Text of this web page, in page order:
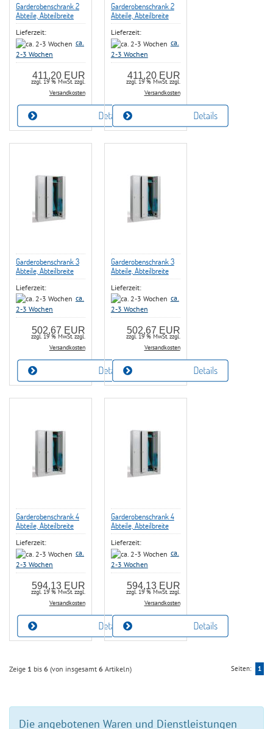
Garderobenschrank 2
Abteile, Abteilbreite
300 mm, mit
Hutboden,
Kleiderstange, 2 x
Schiebehaken, 1 x
Handtuchhalter je
Drehriegelschloß
Lieferzeit:
ca.
2-3 Wochen
411,20 EUR
zzgl. 19 % MwSt. zzgl.
Versandkosten
Garderobenschrank 2
Abteile, Abteilbreite
300 mm, mit
Hutboden,
Kleiderstange, 2 x
Schiebehaken, 1 x
Handtuchhalter je
Abteil, Zylinderschloß
Lieferzeit:
ca.
2-3 Wochen
411,20 EUR
zzgl. 19 % MwSt. zzgl.
Versandkosten
Garderobenschrank 3
Abteile, Abteilbreite
300 mm, mit
Hutboden,
Kleiderstange, 2 x
Schiebehaken, 1 x
Handtuchhalter je
Abteil,
Drehriegelschloß
Lieferzeit:
ca.
2-3 Wochen
502,67 EUR
zzgl. 19 % MwSt. zzgl.
Versandkosten
Garderobenschrank 3
Abteile, Abteilbreite
300 mm, mit
Hutboden,
Kleiderstange, 2 x
Schiebehaken, 1 x
Handtuchhalter je
Abteil, Zylinderschloß
Lieferzeit:
ca.
2-3 Wochen
502,67 EUR
zzgl. 19 % MwSt. zzgl.
Versandkosten
Garderobenschrank 4
Abteile, Abteilbreite
300 mm, mit
Hutboden,
Kleiderstange, 2 x
Schiebehaken, 1 x
Handtuchhalter je
Abteil,
Drehriegelschloß
Lieferzeit:
ca.
2-3 Wochen
594,13 EUR
zzgl. 19 % MwSt. zzgl.
Versandkosten
Garderobenschrank 4
Abteile, Abteilbreite
300 mm, mit
Hutboden,
Kleiderstange, 2 x
Schiebehaken, 1 x
Handtuchhalter je
Abteil, Zylinderschloß
Lieferzeit:
ca.
2-3 Wochen
594,13 EUR
zzgl. 19 % MwSt. zzgl.
Versandkosten
Zeige 1 bis 6 (von insgesamt 6 Artikeln) Seiten: 1
Die angebotenen Waren und Dienstleistungen